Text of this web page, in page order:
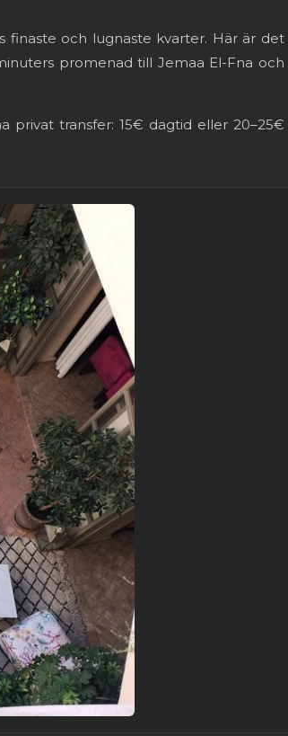
finaste och lugnaste kvarter. Här är det
promenad till Jemaa El-Fna och
privat transfer: 15€ dagtid eller 20–25€